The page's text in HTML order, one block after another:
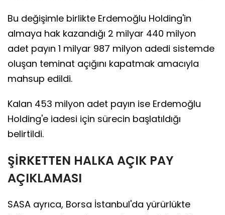
Bu değişimle birlikte Erdemoğlu Holding'in
almaya hak kazandığı 2 milyar 440 milyon
adet payın 1 milyar 987 milyon adedi sistemde
oluşan teminat açığını kapatmak amacıyla
mahsup edildi.
Kalan 453 milyon adet payın ise Erdemoğlu
Holding'e iadesi için sürecin başlatıldığı
belirtildi.
ŞİRKETTEN HALKA AÇIK PAY
AÇIKLAMASI
SASA ayrıca, Borsa İstanbul'da yürürlükte